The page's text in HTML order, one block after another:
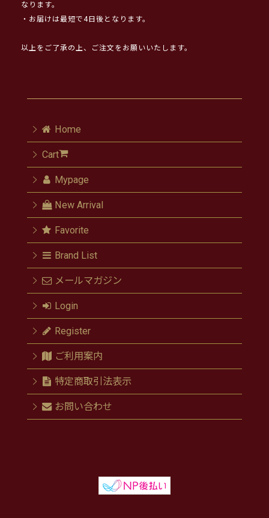
なります。
・お届けは最短で4日後となります。
以上をご了承の上、ご注文をお願いいたします。
Home
Cart
Mypage
New Arrival
Favorite
Brand List
メールマガジン
Login
Register
ご利用案内
特定商取引法表示
お問い合わせ